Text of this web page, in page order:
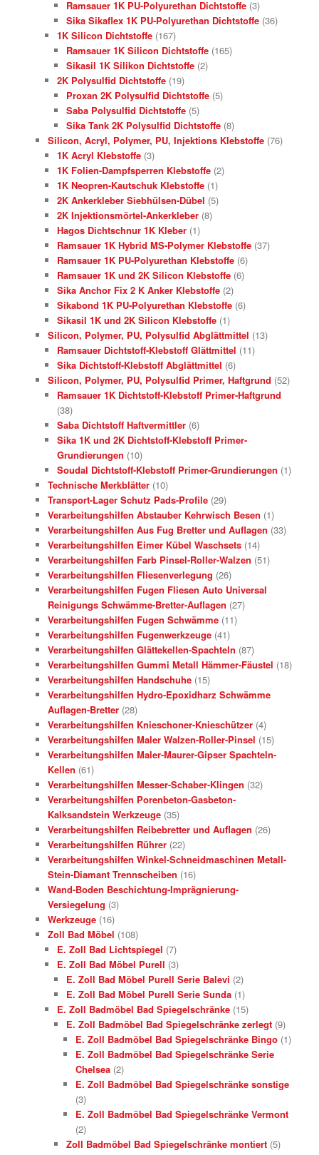
Ramsauer 1K PU-Polyurethan Dichtstoffe (3)
Sika Sikaflex 1K PU-Polyurethan Dichtstoffe (36)
1K Silicon Dichtstoffe (167)
Ramsauer 1K Silicon Dichtstoffe (165)
Sikasil 1K Silikon Dichtstoffe (2)
2K Polysulfid Dichtstoffe (19)
Proxan 2K Polysulfid Dichtstoffe (5)
Saba Polysulfid Dichtstoffe (5)
Sika Tank 2K Polysulfid Dichtstoffe (8)
Silicon, Acryl, Polymer, PU, Injektions Klebstoffe (76)
1K Acryl Klebstoffe (3)
1K Folien-Dampfsperren Klebstoffe (2)
1K Neopren-Kautschuk Klebstoffe (1)
2K Ankerkleber Siebhülsen-Dübel (5)
2K Injektionsmörtel-Ankerkleber (8)
Hagos Dichtschnur 1K Kleber (1)
Ramsauer 1K Hybrid MS-Polymer Klebstoffe (37)
Ramsauer 1K PU-Polyurethan Klebstoffe (6)
Ramsauer 1K und 2K Silicon Klebstoffe (6)
Sika Anchor Fix 2 K Anker Klebstoffe (2)
Sikabond 1K PU-Polyurethan Klebstoffe (6)
Sikasil 1K und 2K Silicon Klebstoffe (1)
Silicon, Polymer, PU, Polysulfid Abglättmittel (13)
Ramsauer Dichtstoff-Klebstoff Glättmittel (11)
Sika Dichtstoff-Klebstoff Abglättmittel (6)
Silicon, Polymer, PU, Polysulfid Primer, Haftgrund (52)
Ramsauer 1K Dichtstoff-Klebstoff Primer-Haftgrund
(38)
Saba Dichtstoff Haftvermittler (6)
Sika 1K und 2K Dichtstoff-Klebstoff Primer-
Grundierungen (10)
Soudal Dichtstoff-Klebstoff Primer-Grundierungen (1)
Technische Merkblätter (10)
Transport-Lager Schutz Pads-Profile (29)
Verarbeitungshilfen Abstauber Kehrwisch Besen (1)
Verarbeitungshilfen Aus Fug Bretter und Auflagen (33)
Verarbeitungshilfen Eimer Kübel Waschsets (14)
Verarbeitungshilfen Farb Pinsel-Roller-Walzen (51)
Verarbeitungshilfen Fliesenverlegung (26)
Verarbeitungshilfen Fugen Fliesen Auto Universal
Reinigungs Schwämme-Bretter-Auflagen (27)
Verarbeitungshilfen Fugen Schwämme (11)
Verarbeitungshilfen Fugenwerkzeuge (41)
Verarbeitungshilfen Glättekellen-Spachteln (87)
Verarbeitungshilfen Gummi Metall Hämmer-Fäustel (18)
Verarbeitungshilfen Handschuhe (15)
Verarbeitungshilfen Hydro-Epoxidharz Schwämme
Auflagen-Bretter (28)
Verarbeitungshilfen Knieschoner-Knieschützer (4)
Verarbeitungshilfen Maler Walzen-Roller-Pinsel (15)
Verarbeitungshilfen Maler-Maurer-Gipser Spachteln-
Kellen (61)
Verarbeitungshilfen Messer-Schaber-Klingen (32)
Verarbeitungshilfen Porenbeton-Gasbeton-
Kalksandstein Werkzeuge (35)
Verarbeitungshilfen Reibebretter und Auflagen (26)
Verarbeitungshilfen Rührer (22)
Verarbeitungshilfen Winkel-Schneidmaschinen Metall-
Stein-Diamant Trennscheiben (16)
Wand-Boden Beschichtung-Imprägnierung-
Versiegelung (3)
Werkzeuge (16)
Zoll Bad Möbel (108)
E. Zoll Bad Lichtspiegel (7)
E. Zoll Bad Möbel Purell (3)
E. Zoll Bad Möbel Purell Serie Balevi (2)
E. Zoll Bad Möbel Purell Serie Sunda (1)
E. Zoll Badmöbel Bad Spiegelschränke (15)
E. Zoll Badmöbel Bad Spiegelschränke zerlegt (9)
E. Zoll Badmöbel Bad Spiegelschränke Bingo (1)
E. Zoll Badmöbel Bad Spiegelschränke Serie
Chelsea (2)
E. Zoll Badmöbel Bad Spiegelschränke sonstige
(3)
E. Zoll Badmöbel Bad Spiegelschränke Vermont
(2)
Zoll Badmöbel Bad Spiegelschränke montiert (5)